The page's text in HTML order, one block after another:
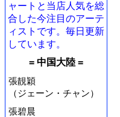
ャートと当店人気を総
合した今注目のアーテ
ィストです。毎日更新
しています。
= 中国大陸 =
張靚穎
（ジェーン・チャン）
張碧晨